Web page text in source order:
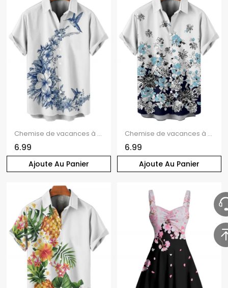
Ajoute Au Panier
Chemise de vacances à manches courtes et boutons pour homme, motif floral et feuilles, décontractée
6.99
Ajoute Au Panier
Chemise de vacances à motif floral et feuilles ombré pour homme, boutonnée, retroussée, manches courtes, décontractée
6.99